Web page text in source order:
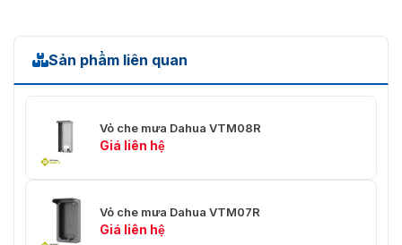
Sản phẩm liên quan
Vỏ che mưa Dahua VTM08R
Giá liên hệ
Vỏ che mưa Dahua VTM07R
Giá liên hệ